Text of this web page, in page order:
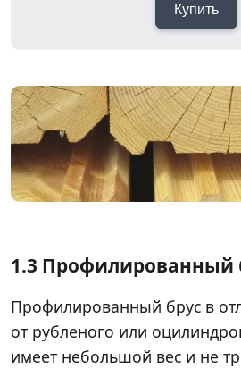
Купить
1.3 Профилированный
Профилированный брус в
от рубленого или
имеет небольшой вес и не